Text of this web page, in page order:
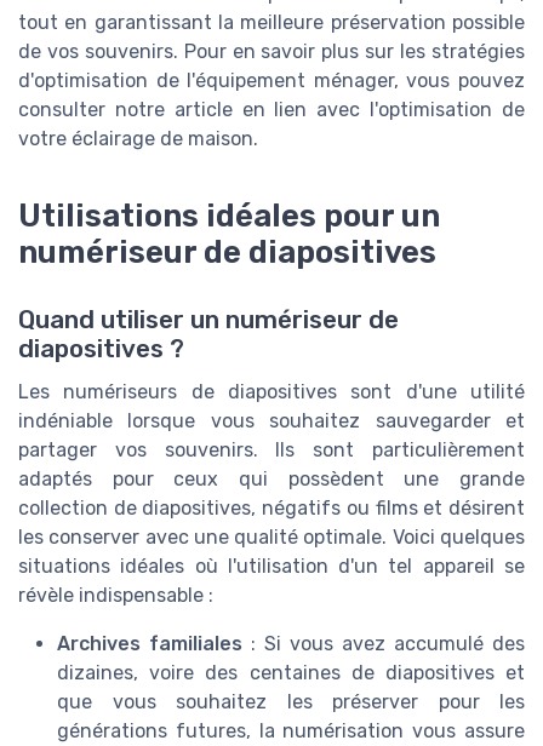
tout en garantissant la meilleure préservation possible
de vos souvenirs. Pour en savoir plus sur les stratégies
d'optimisation de l'équipement ménager, vous pouvez
consulter notre article en lien avec l'optimisation de
votre éclairage de maison.
Utilisations idéales pour un
numériseur de diapositives
Quand utiliser un numériseur de
diapositives ?
Les numériseurs de diapositives sont d'une utilité
indéniable lorsque vous souhaitez sauvegarder et
partager vos souvenirs. Ils sont particulièrement
adaptés pour ceux qui possèdent une grande
collection de diapositives, négatifs ou films et désirent
les conserver avec une qualité optimale. Voici quelques
situations idéales où l'utilisation d'un tel appareil se
révèle indispensable :
Archives familiales : Si vous avez accumulé des
dizaines, voire des centaines de diapositives et
que vous souhaitez les préserver pour les
générations futures, la numérisation vous assure